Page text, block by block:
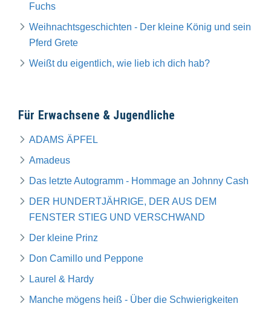
Fuchs
Weihnachtsgeschichten - Der kleine König und sein
Pferd Grete
Weißt du eigentlich, wie lieb ich dich hab?
Für Erwachsene & Jugendliche
ADAMS ÄPFEL
Amadeus
Das letzte Autogramm - Hommage an Johnny Cash
DER HUNDERTJÄHRIGE, DER AUS DEM
FENSTER STIEG UND VERSCHWAND
Der kleine Prinz
Don Camillo und Peppone
Laurel & Hardy
Manche mögens heiß - Über die Schwierigkeiten